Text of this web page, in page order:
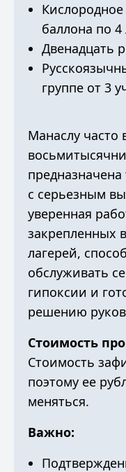
баллона по 4
Двенадцать
группе от 3
Манаслу
с серьезным
уверенная
закрепленных
лагерей,
обслуживать
гипоксии и
решению
Стоимость
Стоимость
поэтому ее
меняться.
Важно: